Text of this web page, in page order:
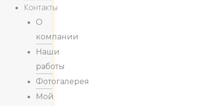
Контакты
О
компании
Наши
работы
Фотогалерея
Мой